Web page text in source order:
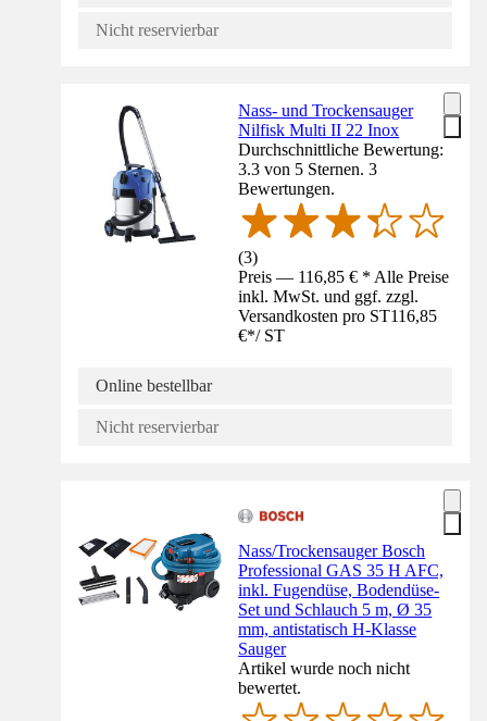
Nicht reservierbar
Nass- und Trockensauger
Nilfisk Multi II 22 Inox
Durchschnittliche Bewertung:
3.3 von 5 Sternen. 3
Bewertungen.
(3)
Preis — 116,85 € * Alle Preise
inkl. MwSt. und ggf. zzgl.
Versandkosten pro ST116,85
€*/ ST
Online bestellbar
Nicht reservierbar
Nass/Trockensauger Bosch
Professional GAS 35 H AFC,
inkl. Fugendüse, Bodendüse-
Set und Schlauch 5 m, Ø 35
mm, antistatisch H-Klasse
Sauger
Artikel wurde noch nicht
bewertet.